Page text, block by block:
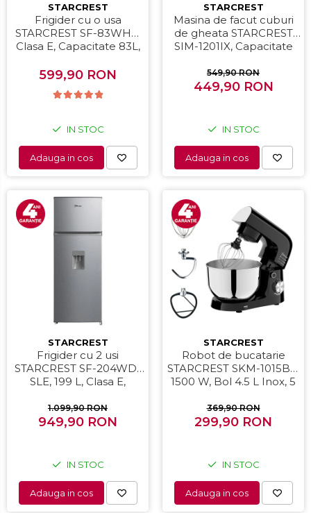
STARCREST
Frigider cu o usa
STARCREST SF-83WHE,
Clasa E, Capacitate 83L,
Compartiment gheata, H
85 cm, Alb
599,90 RON
IN STOC
Adauga in cos
STARCREST
Masina de facut cuburi
de gheata STARCREST
SIM-1201IX, Capacitate
dimensiuni pentru
cuburi, Rezervor apa 1.3 l,
549,90 RON
449,90 RON
IN STOC
Adauga in cos
STARCREST
Frigider cu 2 usi
STARCREST SF-204WD-
SLE, 199 L, Clasa E,
LED, Termostat Ajustabil,
Usi reversibile, H 143 cm,
1.099,90 RON
949,90 RON
IN STOC
Adauga in cos
STARCREST
Robot de bucatarie
STARCREST SKM-1015BK,
1500 W, Bol 4.5 L Inox, 5
Pulse, Negru
369,90 RON
299,90 RON
IN STOC
Adauga in cos